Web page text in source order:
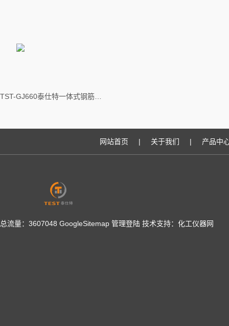
网站首页 | 关于我们 | 产品中
总流量：3607048 GoogleSitemap 管理登陆 技术支持： 化工仪器网